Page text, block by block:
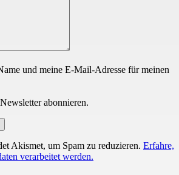
und meine E-Mail-Adresse für meinen
abonnieren.
Akismet, um Spam zu reduzieren. Erfahre,
verarbeitet werden.